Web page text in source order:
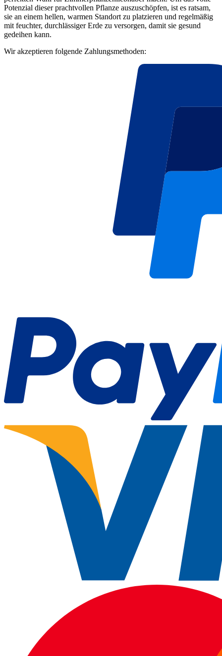
Potenzial dieser prachtvollen Pflanze auszuschöpfen, ist es ratsam,
sie an einem hellen, warmen Standort zu platzieren und regelmäßig
mit feuchter, durchlässiger Erde zu versorgen, damit sie gesund
gedeihen kann.
Wir akzeptieren folgende Zahlungsmethoden: